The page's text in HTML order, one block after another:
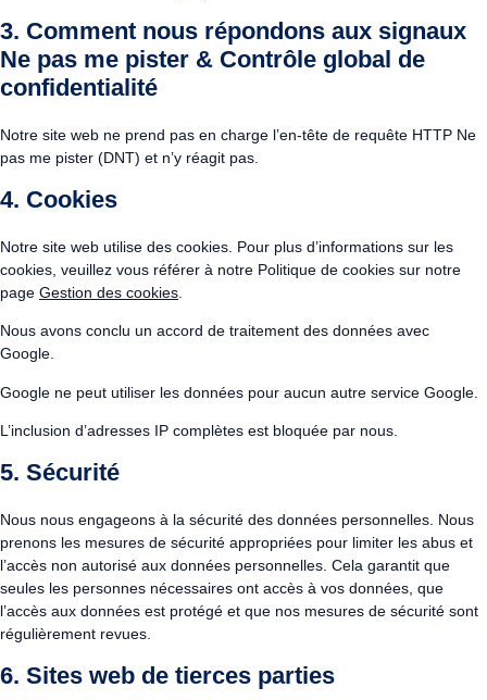
3. Comment nous répondons aux signaux
Ne pas me pister & Contrôle global de
confidentialité
Notre site web ne prend pas en charge l’en-tête de requête HTTP Ne
pas me pister (DNT) et n’y réagit pas.
4. Cookies
Notre site web utilise des cookies. Pour plus d’informations sur les
cookies, veuillez vous référer à notre Politique de cookies sur notre
page Gestion des cookies
Nous avons conclu un accord de traitement des données avec
Google.
Google ne peut utiliser les données pour aucun autre service Google.
L’inclusion d’adresses IP complètes est bloquée par nous.
5. Sécurité
Nous nous engageons à la sécurité des données personnelles. Nous
prenons les mesures de sécurité appropriées pour limiter les abus et
l’accès non autorisé aux données personnelles. Cela garantit que
seules les personnes nécessaires ont accès à vos données, que
l’accès aux données est protégé et que nos mesures de sécurité sont
régulièrement revues.
6. Sites web de tierces parties